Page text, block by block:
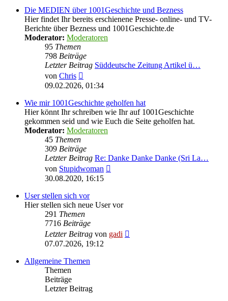
Die MEDIEN über 1001Geschichte und Bezness
Hier findet Ihr bereits erschienene Presse- online- und TV-
Berichte über Bezness und 1001Geschichte.de
Moderator: Moderatoren
95 Themen
798 Beiträge
Letzter Beitrag Süddeutsche Zeitung Artikel ü…
von Chris
Beitrag
09.02.2026, 01:34
Wie mir 1001Geschichte geholfen hat
Hier könnt Ihr schreiben wie Ihr auf 1001Geschichte
gekommen seid und wie Euch die Seite geholfen hat.
Moderator: Moderatoren
45 Themen
309 Beiträge
Letzter Beitrag Re: Danke Danke Danke (Sri La…
von Stupidwoman
30.08.2020, 16:15
User stellen sich vor
Hier stellen sich neue User vor
291 Themen
7716 Beiträge
Letzter Beitrag von gadi
07.07.2026, 19:12
Allgemeine Themen
Themen
Beiträge
Letzter Beitrag